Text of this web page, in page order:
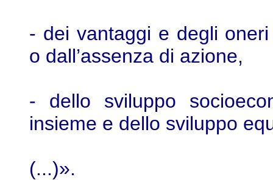
- dei vantaggi e degli
o dall’assenza di azione,
- dello sviluppo
insieme e dello sviluppo
(...)».